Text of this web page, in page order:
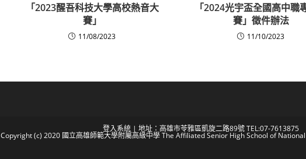
「2023醒吾科技大學高校熱音大
賽」
11/08/2023
「2024光宇盃全國高中職
賽」徵件辦法
11/10/2023
登入系統 | 地址：高雄市苓雅區凱旋二路89號 TEL:07-7613875
Copyright (c) 2020 國立高雄師範大學附屬高級中學 The Affiliated Senior High School of